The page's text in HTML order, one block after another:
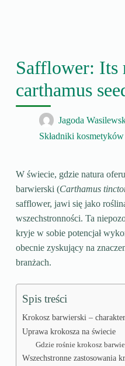
Safflower: Its
carthamus
Jagoda
Składniki kosmetyków
W świecie, gdzie natura
barwierski (Carthamus
safflower, jawi się jako
wszechstronności. Ta
kryje w sobie potencjał
obecnie zyskujący na
branżach.
Spis treści
Krokosz barwierski –
Uprawa krokosza na świecie
Gdzie rośnie krokosz
Wszechstronne zastosowania